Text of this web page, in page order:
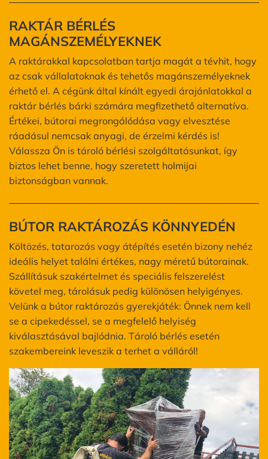
RAKTÁR BÉRLÉS
MAGÁNSZEMÉLYEKNEK
A raktárakkal kapcsolatban tartja magát a tévhit, hogy
az csak vállalatoknak és tehetős magánszemélyeknek
érhető el. A cégünk által kínált egyedi árajánlatokkal a
raktár bérlés bárki számára megfizethető alternatíva.
Értékei, bútorai megrongálódása vagy elvesztése
ráadásul nemcsak anyagi, de érzelmi kérdés is!
Válassza Ön is tároló bérlési szolgáltatásunkat, így
biztos lehet benne, hogy szeretett holmijai
biztonságban vannak.
BÚTOR RAKTÁROZÁS KÖNNYEDÉN
Költözés, tatarozás vagy átépítés esetén bizony nehéz
ideális helyet találni értékes, nagy méretű bútorainak.
Szállításuk szakértelmet és speciális felszerelést
követel meg, tárolásuk pedig különösen helyigényes.
Velünk a bútor raktározás gyerekjáték: Önnek nem kell
se a cipekedéssel, se a megfelelő helyiség
kiválasztásával bajlódnia. Tároló bérlés esetén
szakembereink leveszik a terhet a válláról!